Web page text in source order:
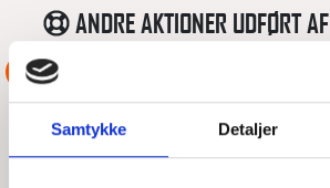
Samtykke Detaljer
ANDRE AKTIONER UDFØRT AF
ASSISTANCE